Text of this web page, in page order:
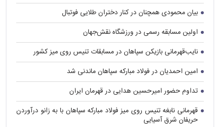
بیان محمودی همچنان در کنار دختران طلایی فوتبال
اولین مسابقه رسمی در ورزشگاه نقش‌جهان
نایب‌قهرمانی بازیکن سپاهان در مسابقات تنیس روی میز کشور
امین احمدیان در فولاد مبارکه سپاهان ماندنی شد
تداوم حضور امیرحسین هدایی در قهرمان ایران
قهرمانی نابغه تنیس روی میز فولاد مبارکه سپاهان با به زانو درآوردن
حریفان شرق آسیایی